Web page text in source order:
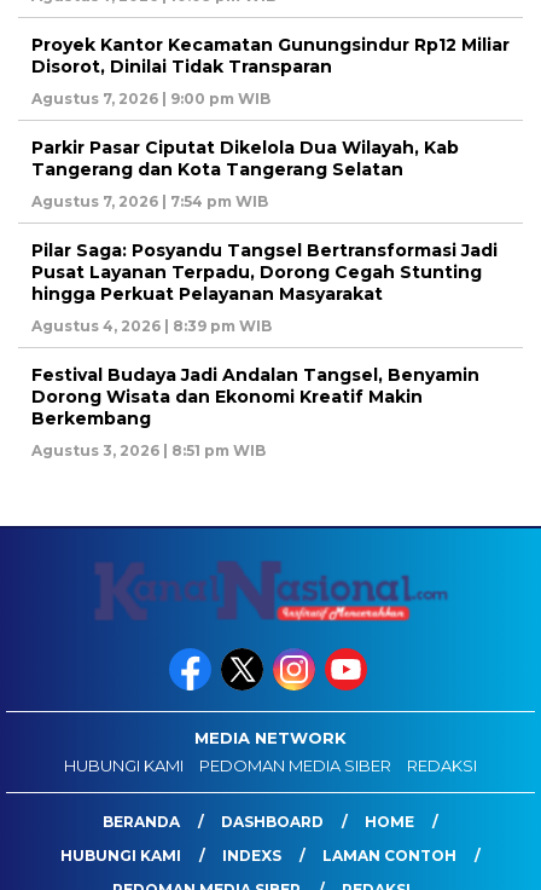
Proyek Kantor Kecamatan Gunungsindur Rp12 Miliar
Disorot, Dinilai Tidak Transparan
Agustus 7, 2026 | 9:00 pm WIB
Parkir Pasar Ciputat Dikelola Dua Wilayah, Kab
Tangerang dan Kota Tangerang Selatan
Agustus 7, 2026 | 7:54 pm WIB
Pilar Saga: Posyandu Tangsel Bertransformasi Jadi
Pusat Layanan Terpadu, Dorong Cegah Stunting
hingga Perkuat Pelayanan Masyarakat
Agustus 4, 2026 | 8:39 pm WIB
Festival Budaya Jadi Andalan Tangsel, Benyamin
Dorong Wisata dan Ekonomi Kreatif Makin
Berkembang
Agustus 3, 2026 | 8:51 pm WIB
MEDIA NETWORK
HUBUNGI KAMI
PEDOMAN MEDIA SIBER REDAKSI
BERANDA DASHBOARD
HOME
HUBUNGI KAMI
INDEXS
LAMAN CONTOH